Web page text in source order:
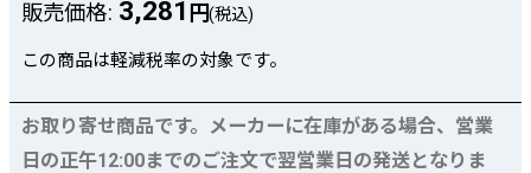
販売価格: 3,281 円(税込)
この商品は軽減税率の対象です。
お取り寄せ商品です。メーカーに在庫がある場合、営業
日の正午12:00までのご注文で翌営業日の発送となりま